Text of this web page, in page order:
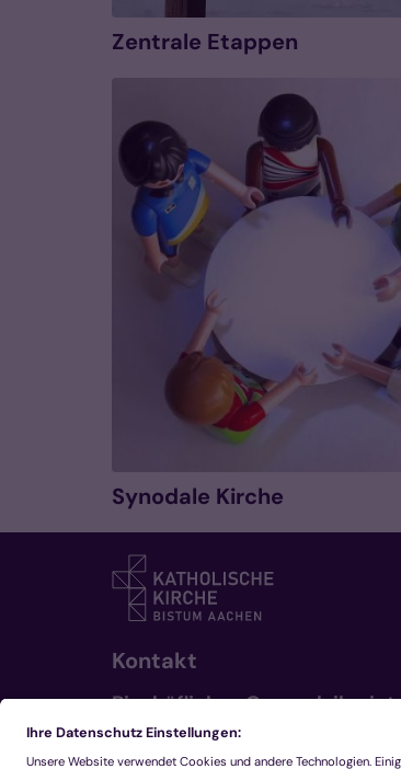
Zentrale Etappen
Synodale Kirche
Kontakt
Bischöfliches Generalvikariat
Aachen
+49 241 452-0